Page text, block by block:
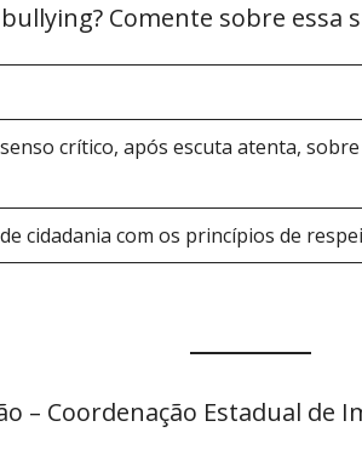
Comente sobre essa
crítico, após escuta atenta,
cidadania com os princípios de
– Coordenação Estadual de